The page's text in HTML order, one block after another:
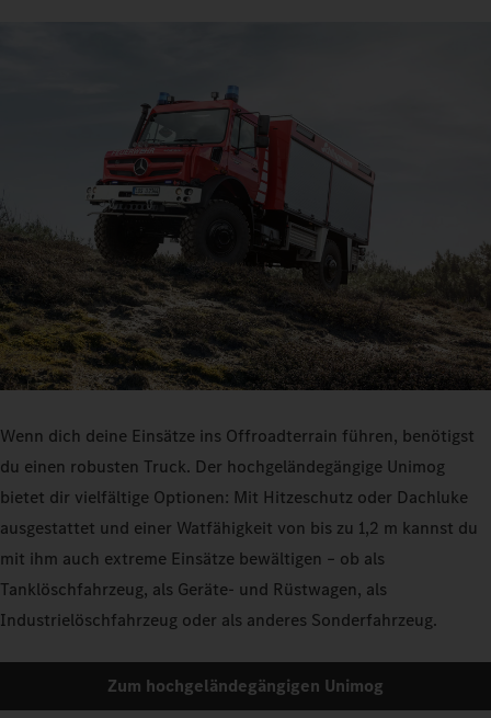
Wenn dich deine Einsätze ins Offroadterrain führen, benötigst
du einen robusten Truck. Der hochgeländegängige Unimog
bietet dir vielfältige Optionen: Mit Hitzeschutz oder Dachluke
ausgestattet und einer Watfähigkeit von bis zu 1,2 m kannst du
mit ihm auch extreme Einsätze bewältigen – ob als
Tanklöschfahrzeug, als Geräte- und Rüstwagen, als
Industrielöschfahrzeug oder als anderes Sonderfahrzeug.
Zum hochgeländegängigen Unimog